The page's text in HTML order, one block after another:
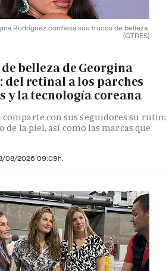
Rodríguez confiesa sus trucos de belleza.
(GTRES)
belleza de Georgina
del retinal a los parches
y la tecnología coreana
comparte con sus seguidores su
de la piel, así como las marcas que
08/2026 09:09h.